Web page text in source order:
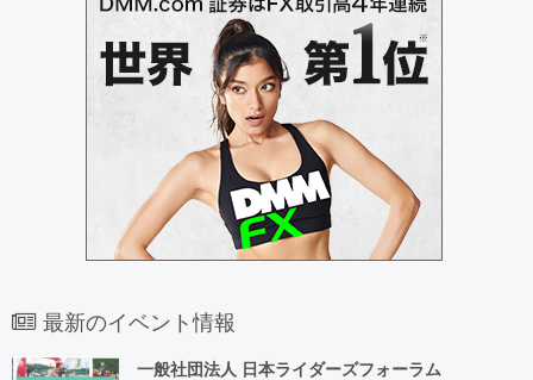
最新のイベント情報
一般社団法人 日本ライダーズフォーラム